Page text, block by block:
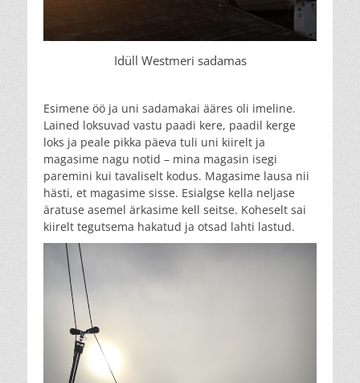
Idüll Westmeri sadamas
Esimene öö ja uni sadamakai ääres oli imeline.
Lained loksuvad vastu paadi kere, paadil kerge
loks ja peale pikka päeva tuli uni kiirelt ja
magasime nagu notid – mina magasin isegi
paremini kui tavaliselt kodus. Magasime lausa nii
hästi, et magasime sisse. Esialgse kella neljase
äratuse asemel ärkasime kell seitse. Koheselt sai
kiirelt tegutsema hakatud ja otsad lahti lastud.